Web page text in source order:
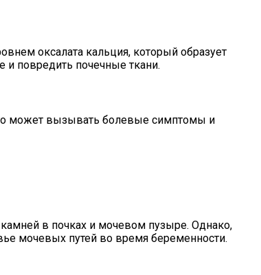
оксалата кальция, который образует
повредить почечные ткани.
может вызывать болевые симптомы и
в почках и мочевом пузыре. Однако,
мочевых путей во время беременности.